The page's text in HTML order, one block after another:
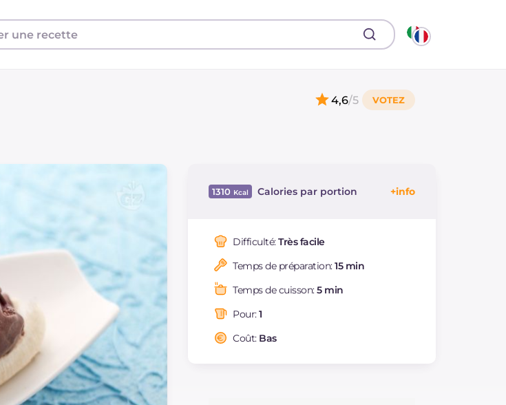
4,6/5
1310 Calories par portion
Dont sucres
Protéine g
Graisses
saturés
Fibre
Cholestérol
Difficulté:Très facile
Temps de préparation:15 min
Temps de cuisson:5 min
Pour:1
Coût: Bas